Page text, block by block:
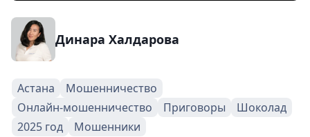
Динара Халдарова
Астана
Мошенничество
Онлайн-мошенничество
Приговоры
Шоколад
2025 год
Мошенники